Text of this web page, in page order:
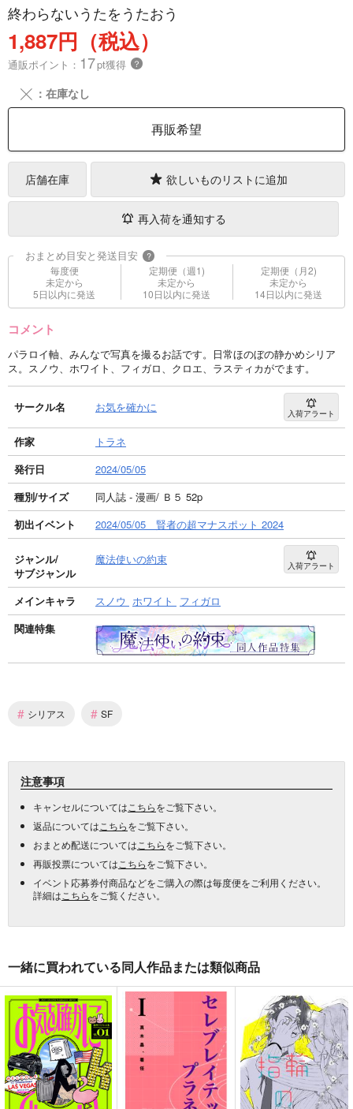
終わらないうたをうたおう
1,887円（税込）
通販ポイント： 17pt獲得 ？
╳ ：在庫なし
再販希望
店舗在庫 欲しいものリストに追加
再入荷を通知する
おまとめ目安と発送目安 ?
毎度便
未定から
5日以内に発送
定期便（週1)
未定から
10日以内に発送
定期便（月2)
未定から
14日以内に発送
コメント
パラロイ軸、みんなで写真を撮るお話です。日常ほのぼの静かめシリア
ス。スノウ、ホワイト、フィガロ、クロエ、ラスティカがでます。
サークル名 お気を確かに 入荷アラート
作家
トラネ
発行日
2024/05/05
種別/サイズ
同人誌 - 漫画/ Ｂ５ 52p
初出イベント
2024/05/05 賢者の超マナスポット 2024
ジャンル/
サブジャンル
魔法使いの約束 入荷アラート
メインキャラ スノウ ホワイト
フィガロ
関連特集
# シリアス # SF
注意事項
キャンセルについては こちらをご覧下さい。
返品については こちらをご覧下さい。
おまとめ配送については こちらをご覧下さい。
再販投票については こちらをご覧下さい。
イベント応募券付商品などをご購入の際は毎度便をご利用ください。
詳細は こちらをご覧ください。
一緒に買われている同人作品または類似商品